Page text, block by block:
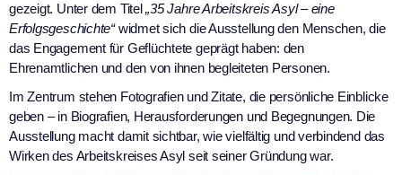
gezeigt. Unter dem Titel„35 Jahre Arbeitskreis Asyl – eine
Erfolgsgeschichte“widmet sich die Ausstellung den Menschen, die
das Engagement für Geflüchtete geprägt haben: den
Ehrenamtlichen und den von ihnen begleiteten Personen.
Im Zentrum stehen Fotografien und Zitate, die persönliche Einblicke
geben – in Biografien, Herausforderungen und Begegnungen. Die
Ausstellung macht damit sichtbar, wie vielfältig und verbindend das
Wirken des Arbeitskreises Asyl seit seiner Gründung war.